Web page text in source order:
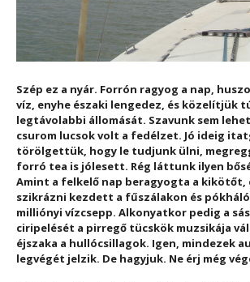
Szép ez a nyár. Forrón ragyog a nap,
víz, enyhe északi lengedez, és közelítjük
legtávolabbi állomását. Szavunk sem
csurom lucsok volt a fedélzet. Jó ideig
törölgettük, hogy le tudjunk ülni,
forró tea is jólesett. Rég láttunk ilyen
Amint a felkelő nap beragyogta a kikötőt,
szikrázni kezdett a fűszálakon és
milliónyi vízcsepp. Alkonyatkor pedig a
ciripelését a pirregő tücskök muzsikája
éjszaka a hullócsillagok. Igen, mindezek
legvégét jelzik. De hagyjuk. Ne érj még